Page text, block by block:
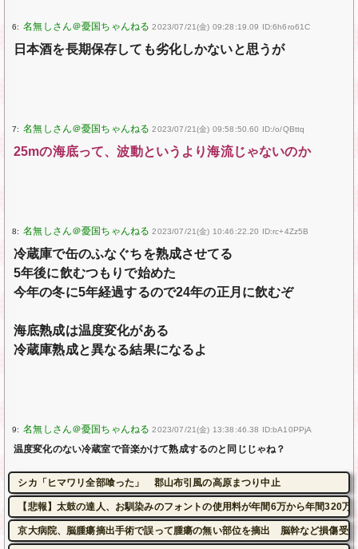
6: 2023/07/21(金) 09:28:19.09 ID:6h6ro61C
日本酒を長期保存しても劣化しかないと思うが
7: 2023/07/21(金) 09:58:50.60 ID:/o/QBttq
25mの海底って、波動というより海流じゃないのか
8: 2023/07/21(金) 10:46:22.20 ID:rc+4Zz5B
冷蔵庫で缶のふなぐちを熟成させてる
5年後に飲むつもりで始めた
今年の冬に5年経過するので24年の正月に飲むぞ
海底熟成は温度変化がある
冷蔵庫熟成と異なる結果になるよ
9: 2023/07/21(金) 13:38:46.38 ID:bA10PPjA
温度変化のない冷蔵室で音楽かけて熟成するのと同じじゃね？
シカ「ヒマワリ全部喰った」 郡山布引風の高原まつり中止
【悲報】太鼓の達人、お馴染みのフォントの使用料が年間6万から年間320万
京大病院、脳腫瘍摘出手術で誤って腫瘍の無い部位を摘出 脳幹など損傷受